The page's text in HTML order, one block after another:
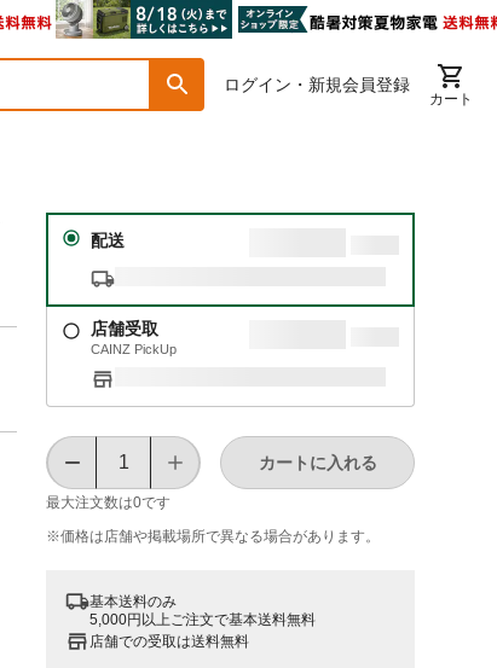
ログイン・新規会員登録
カート
配送
店舗受取
CAINZ PickUp
最大注文数は0です
カートに入れる
※価格は​店舗や​掲載場所で​異なる​場合が​あります。
基本送料のみ
5,000円以上ご注文で基本送料無料
店舗での受取は送料無料